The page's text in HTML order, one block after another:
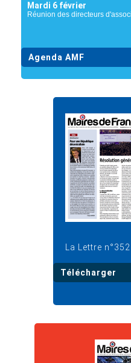
Mardi 6 février
Réunion des directeurs
Agenda AMF
La Lettre
Télécharger